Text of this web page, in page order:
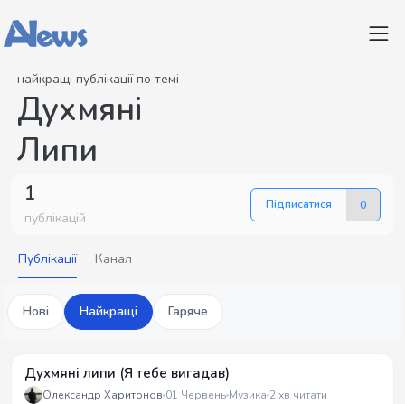
найкращі публікації по темі
Духмяні
Липи
1
публікацій
Підписатися 0
Публікації Канал
Нові Найкращі Гаряче
Духмяні липи (Я тебе вигадав)
Олександр Харитонов 01 Червень Музика 2 хв читати